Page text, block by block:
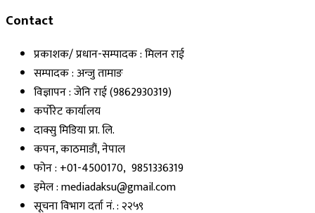
Contact
प्रकाशक/ प्रधान-सम्पादक : मिलन राई
सम्पादक : अन्जु तामाङ
विज्ञापन : जेनि राई (9862930319)
कर्पोरेट कार्यालय
दाक्सु मिडिया प्रा. लि.
कपन, काठमाडौं, नेपाल
फोन : +01-4500170, 9851336319
इमेल : mediadaksu@gmail.com
सूचना विभाग दर्ता नं. : २२५९